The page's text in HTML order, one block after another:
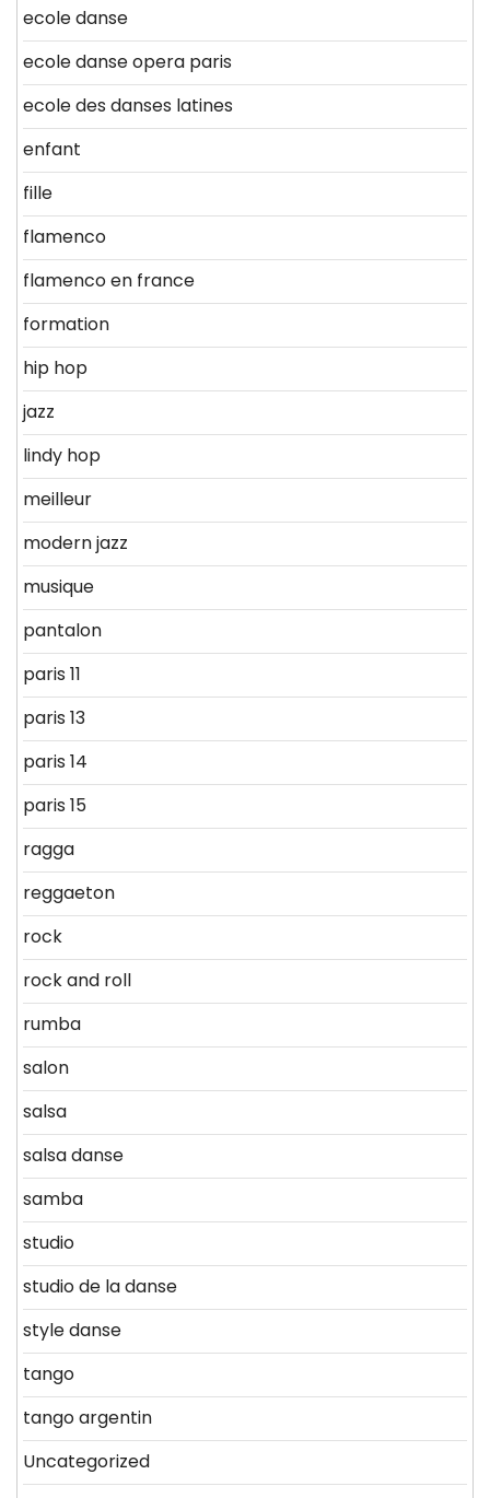
ecole danse
ecole danse opera paris
ecole des danses latines
enfant
fille
flamenco
flamenco en france
formation
hip hop
jazz
lindy hop
meilleur
modern jazz
musique
pantalon
paris 11
paris 13
paris 14
paris 15
ragga
reggaeton
rock
rock and roll
rumba
salon
salsa
salsa danse
samba
studio
studio de la danse
style danse
tango
tango argentin
Uncategorized